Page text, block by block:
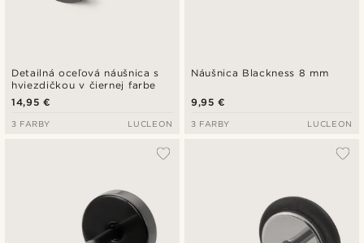
Detailná oceľová náušnica s
hviezdičkou v čiernej farbe
14,95 €
3 FARBY LUCLEON
Náušnica Blackness 8 mm
9,95 €
3 FARBY LUCLEON